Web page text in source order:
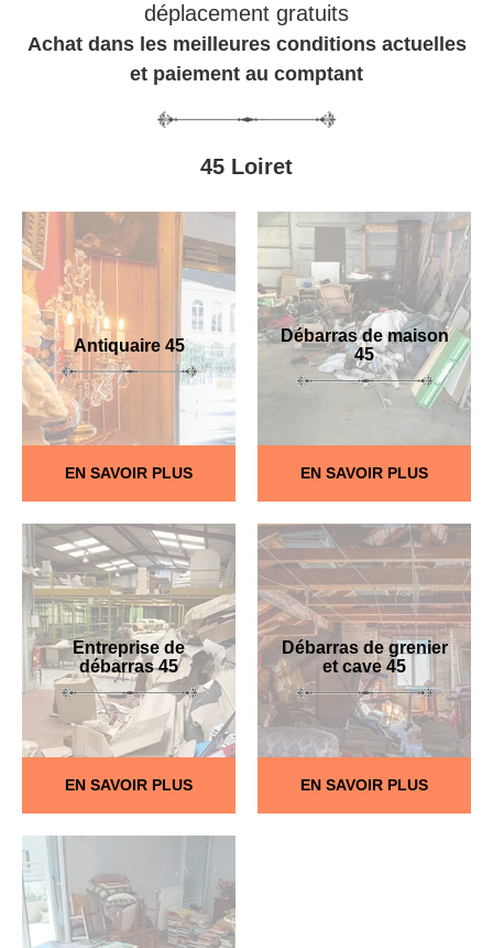
déplacement gratuits
Achat dans les meilleures conditions actuelles
et paiement au comptant
45 Loiret
Antiquaire 45
EN SAVOIR PLUS
Débarras de maison
45
EN SAVOIR PLUS
Entreprise de
débarras 45
EN SAVOIR PLUS
Débarras de grenier
et cave 45
EN SAVOIR PLUS